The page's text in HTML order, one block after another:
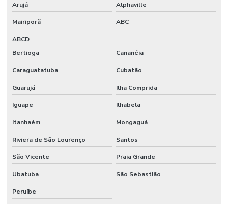
Arujá Alphaville
Mairiporã ABC
ABCD
Bertioga
Cananéia
Caraguatatuba Cubatão
Guarujá Ilha Comprida
Iguape Ilhabela
Itanhaém Mongaguá
Riviera de São Lourenço Santos
São Vicente Praia Grande
Ubatuba São Sebastião
Peruíbe